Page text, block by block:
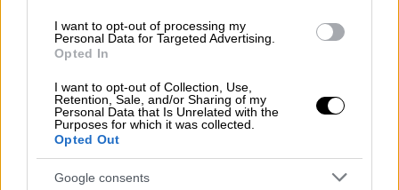
I want to opt-out of processing my
Personal Data for Targeted Advertising.
Opted In
I want to opt-out of Collection, Use,
Retention, Sale, and/or Sharing of my
Personal Data that Is Unrelated with the
Purposes for which it was collected.
Opted Out
Google consents